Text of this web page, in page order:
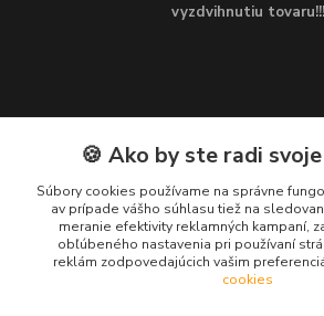
vyzdvihnutiu tovaru!!!
Kontakty
Martin
+421 949 143 523
(Po-Pia, 8-16 hod.)
🍪 Ako by ste radi
Súbory cookies používame na správne
av prípade vášho súhlasu tiež na
meranie efektivity reklamných kampaní,
obľúbeného nastavenia pri používaní
reklám zodpovedajúcich vašim
cookies